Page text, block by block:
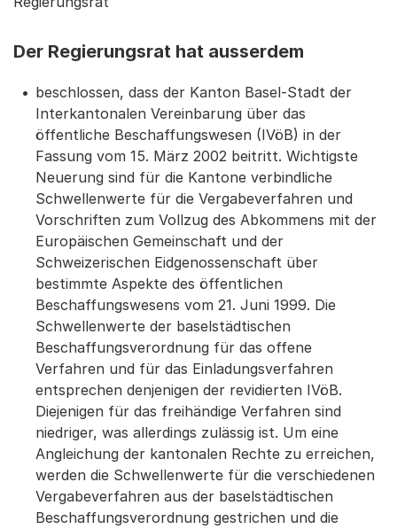
Der Regierungsrat hat ausserdem
beschlossen, dass der Kanton Basel-Stadt der
Interkantonalen Vereinbarung über das
öffentliche Beschaffungswesen (IVöB) in der
Fassung vom 15. März 2002 beitritt. Wichtigste
Neuerung sind für die Kantone verbindliche
Schwellenwerte für die Vergabeverfahren und
Vorschriften zum Vollzug des Abkommens mit der
Europäischen Gemeinschaft und der
Schweizerischen Eidgenossenschaft über
bestimmte Aspekte des öffentlichen
Beschaffungswesens vom 21. Juni 1999. Die
Schwellenwerte der baselstädtischen
Beschaffungsverordnung für das offene
Verfahren und für das Einladungsverfahren
entsprechen denjenigen der revidierten IVöB.
Diejenigen für das freihändige Verfahren sind
niedriger, was allerdings zulässig ist. Um eine
Angleichung der kantonalen Rechte zu erreichen,
werden die Schwellenwerte für die verschiedenen
Vergabeverfahren aus der baselstädtischen
Beschaffungsverordnung gestrichen und die